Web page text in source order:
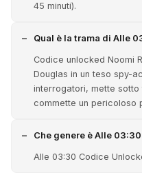
45 minuti).
Qual è la trama di Alle
Codice unlocked Noomi
Douglas in un teso spy-
interrogatori, mette
commette un pericoloso
Che genere è Alle
Alle 03:30 Codice